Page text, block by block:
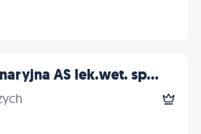
AS lek.wet. sp...